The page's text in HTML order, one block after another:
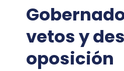
vetos y
oposición